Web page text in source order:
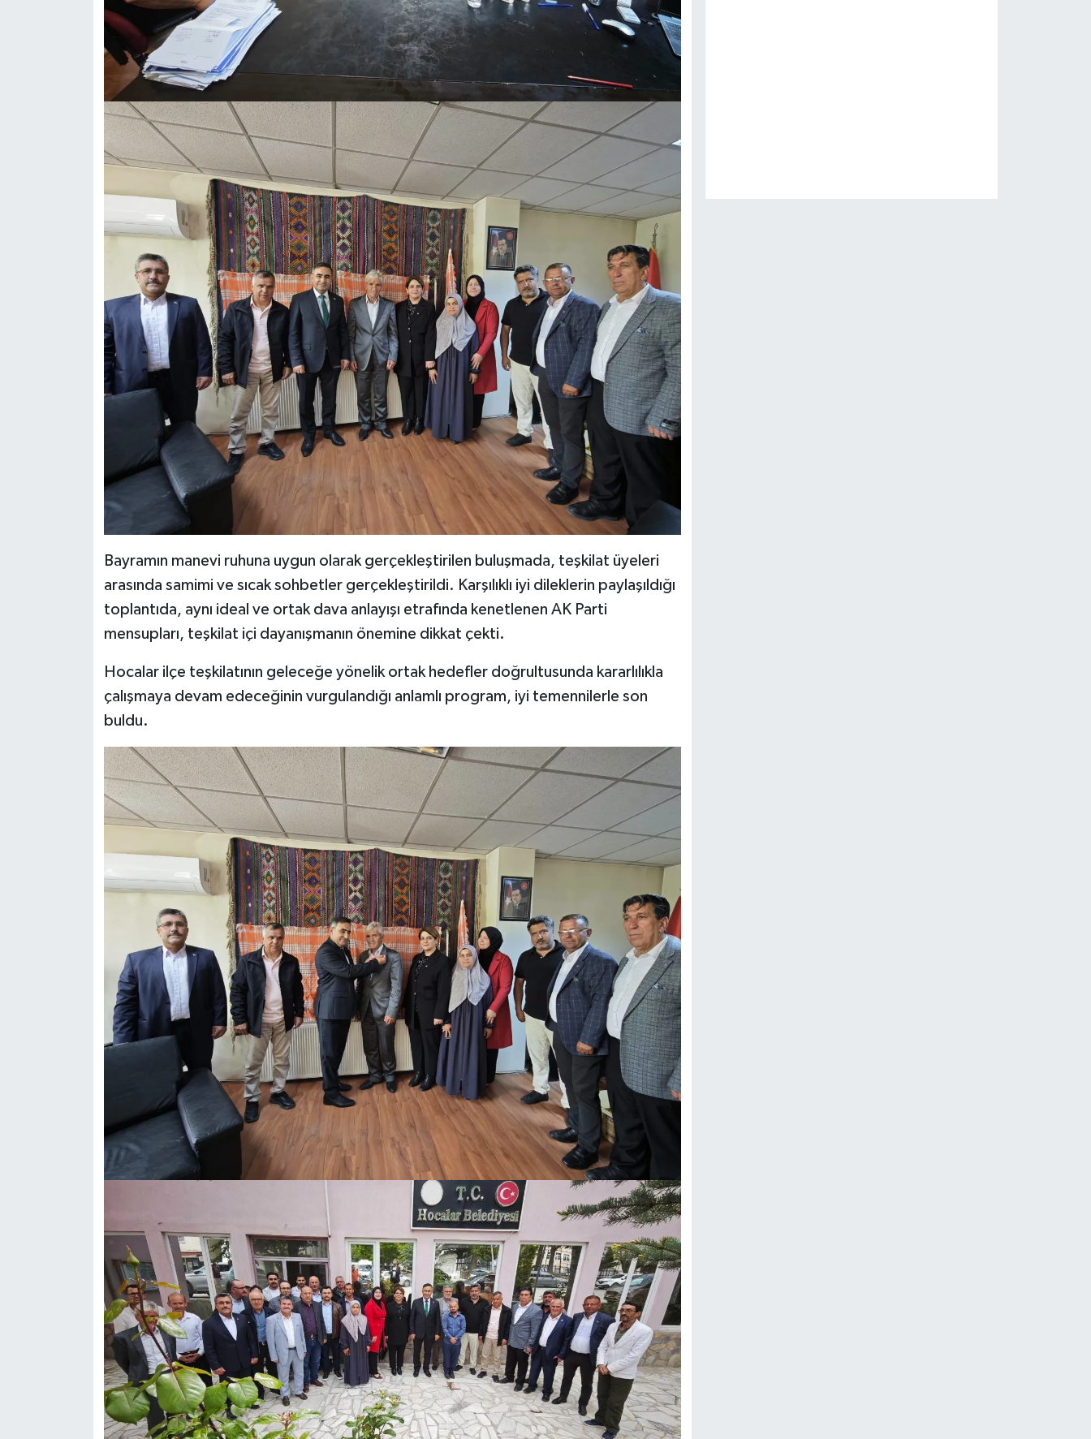
Bayramın manevi ruhuna uygun olarak gerçekleştirilen buluşmada, teşkilat üyeleri
arasında samimi ve sıcak sohbetler gerçekleştirildi. Karşılıklı iyi dileklerin paylaşıldığı
toplantıda, aynı ideal ve ortak dava anlayışı etrafında kenetlenen AK Parti
mensupları, teşkilat içi dayanışmanın önemine dikkat çekti.
Hocalar ilçe teşkilatının geleceğe yönelik ortak hedefler doğrultusunda kararlılıkla
çalışmaya devam edeceğinin vurgulandığı anlamlı program, iyi temennilerle son
buldu.